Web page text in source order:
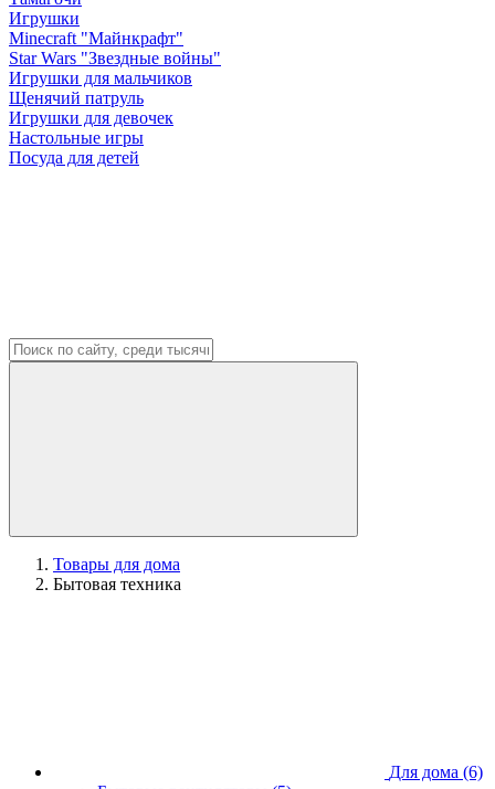
Игрушки
Minecraft "Майнкрафт"
Star Wars "Звездные войны"
Игрушки для мальчиков
Щенячий патруль
Игрушки для девочек
Настольные игры
Посуда для детей
Товары для дома
Бытовая техника
Для дома (6)